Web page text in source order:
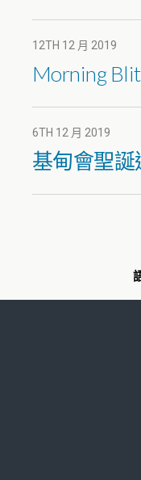
12TH 12 月 2019
Morning
6TH 12 月 2019
基甸會聖